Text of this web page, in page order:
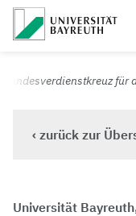
Universität
Bundesverdienstkreuz
‹ zurück zur
Universität